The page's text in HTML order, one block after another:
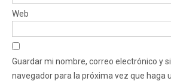
Web
Guardar mi nombre, correo electrónico y
navegador para la próxima vez que haga